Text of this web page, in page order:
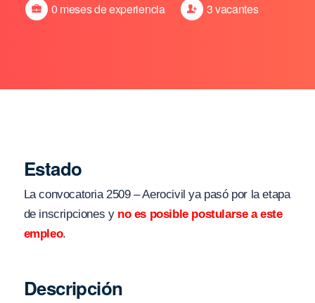
0 meses de experiencia 3 vacantes
Estado
La convocatoria 2509 – Aerocivil ya pasó por la etapa
de inscripciones y no es posible postularse a este
empleo.
Descripción